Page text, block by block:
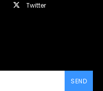
Twitter
SEND